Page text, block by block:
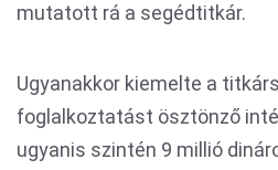
mutatott rá a segédtitkár.
Ugyanakkor kiemelte a
foglalkoztatást ösztönző
ugyanis szintén 9 millió